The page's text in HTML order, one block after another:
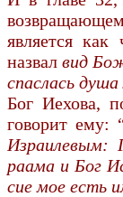
является
назвалвид
спаслась
Бог Иехова,
говорит ему:
Израилевым:
раама и Бог
сие мое есть